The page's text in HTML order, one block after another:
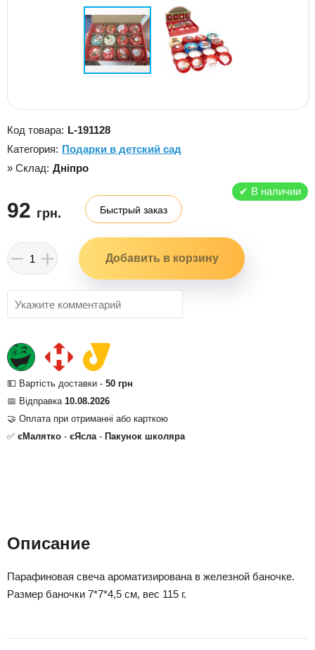
Код товара: L-191128
Категория: Подарки в детский сад
» Склад: Дніпро
✔ В наличии
92 грн. Быстрый заказ
💵 Вартість доставки - 50 грн
📅 Відправка 10.08.2026
🤝 Оплата при отриманні або карткою
✅ єМалятко - єЯсла- Пакунок школяра
Описание
Парафиновая свеча ароматизирована в железной баночке.
Размер баночки 7*7*4,5 см, вес 115 г.